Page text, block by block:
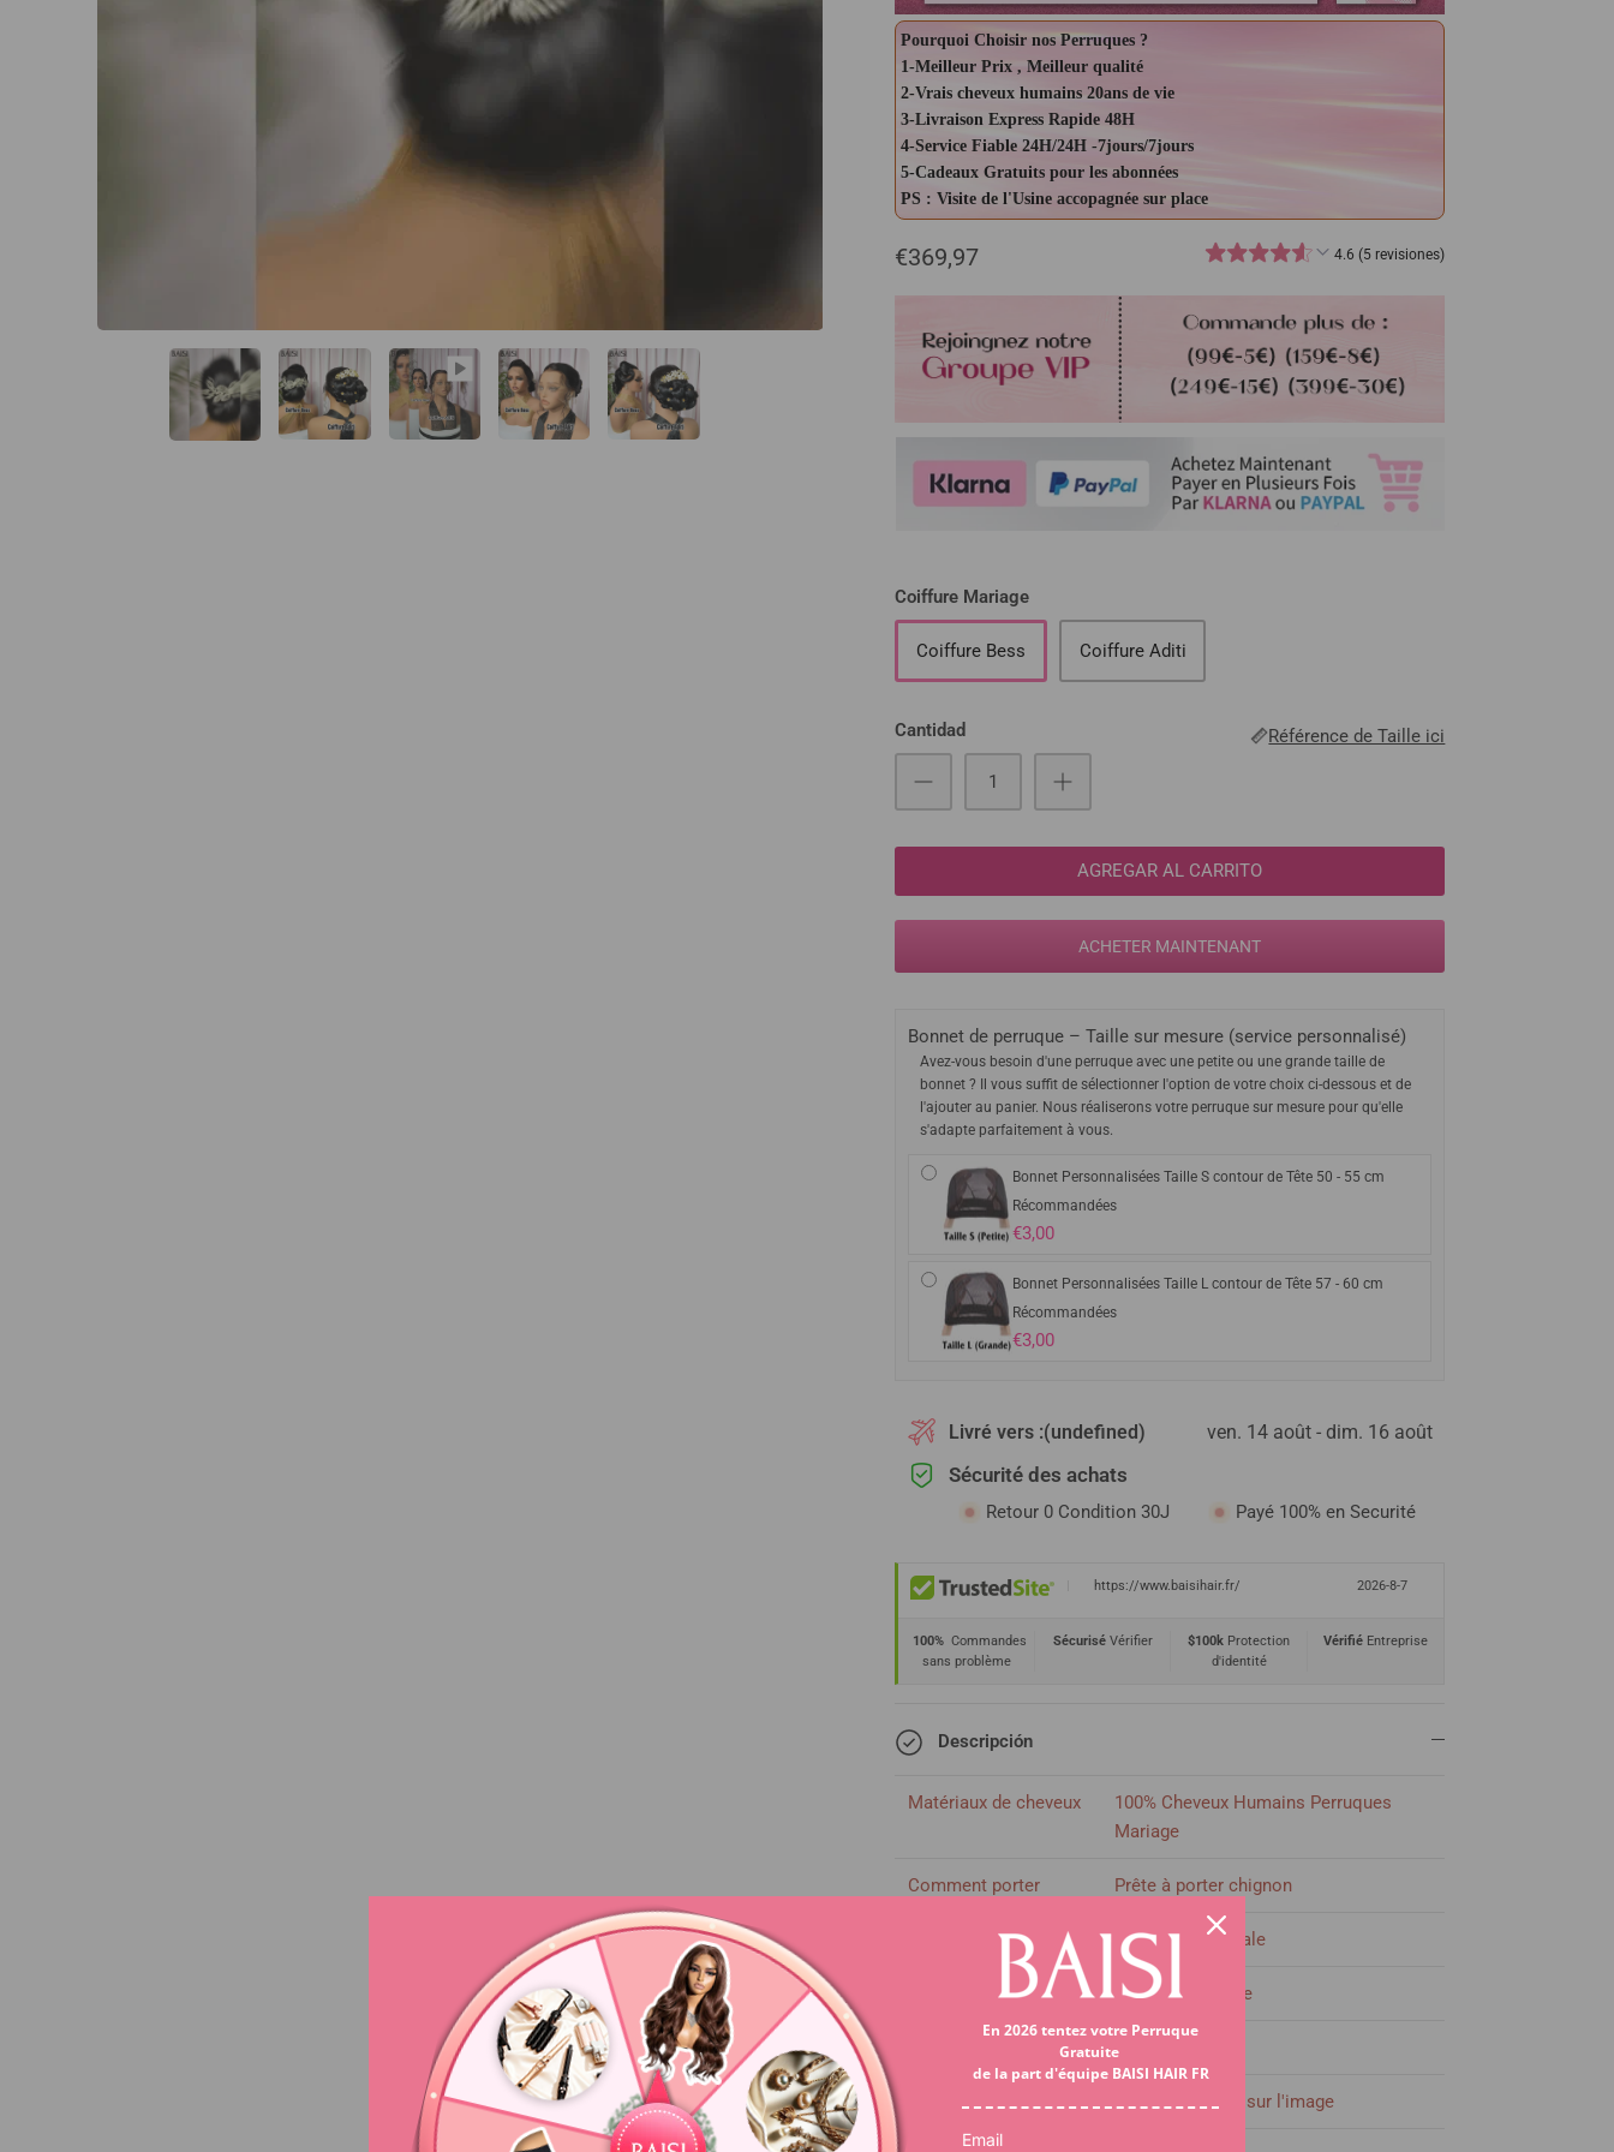
Pourquoi Choisir nos Perruques ?
1-Meilleur Prix , Meilleur qualité
2-Vrais cheveux humains 20ans de vie
3-Livraison Express Rapide 48H
4-Service Fiable 24H/24H -7jours/7jours
5-Cadeaux Gratuits pour les abonnées
PS : Visite de l'Usine accopagnée sur place
€369,97 4.6 (5 revisiones)
Coiffure Mariage
Coiffure Bess Coiffure Aditi
Cantidad Référence de Taille ici
AGREGAR AL CARRITO
ACHETER MAINTENANT
Bonnet de perruque – Taille sur mesure (service personnalisé)
Avez-vous besoin d'une perruque avec une petite ou une grande taille de
bonnet ? Il vous suffit de sélectionner l'option de votre choix ci-dessous et de
l'ajouter au panier. Nous réaliserons votre perruque sur mesure pour qu'elle
s'adapte parfaitement à vous.
Bonnet Personnalisées Taille S contour de Tête 50 - 55 cm
Récommandées
€3,00
Bonnet Personnalisées Taille L contour de Tête 57 - 60 cm
Récommandées
€3,00
Livré vers :(undefined) ven. 14 août - dim. 16 août
Sécurité des achats
Retour 0 Condition 30J Payé 100% en Securité
https://www.baisihair.fr/ 2026-8-7
100% Commandes
sans problème
SécuriséVérifier $100k Protection
d'identité
Vérifié Entreprise
Descripción
Matériaux de cheveux
100% Cheveux Humains Perruques
Mariage
Comment porter Prête à porter chignon
Taille de lace 13x4 Lace Frontale
Couleur de lace Transparent Lace
300% densité
Comme indiqué sur l'image
En 2026 tentez votre Perruque
Gratuite
de la part d'équipe BAISI HAIR FR
Email